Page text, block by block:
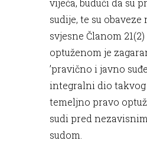
vijeća, budući da su
sudije, te su
svjesne Članom
optuženom je
’pravično i javno
integralni dio takvog
temeljno pravo
sudi pred
sudom.